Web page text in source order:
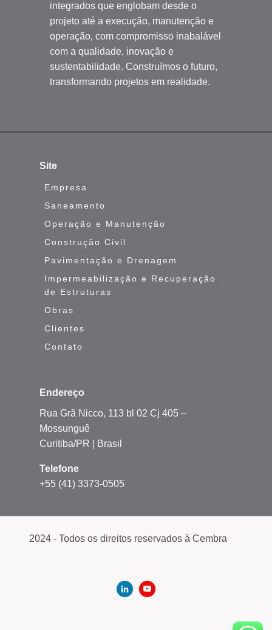
integrados que englobam desde o
projeto até a execução, manutenção e
operação, com compromisso inabalável
com a qualidade, inovação e
sustentabilidade. Construímos o futuro,
transformando projetos em realidade.
Site
Empresa
Saneamento
Operação e Manutenção
Construção Civil
Pavimentação e Drenagem
Impermeabilização e Recuperação
de Estruturas
Obras
Clientes
Contato
Endereço
Rua Grã Nicco, 113 bl 02 Cj 405 –
Mossunguê
Curitiba/PR | Brasil
Telefone
+55 (41) 3373-0505
2024 - Todos os direitos reservados à Cembra